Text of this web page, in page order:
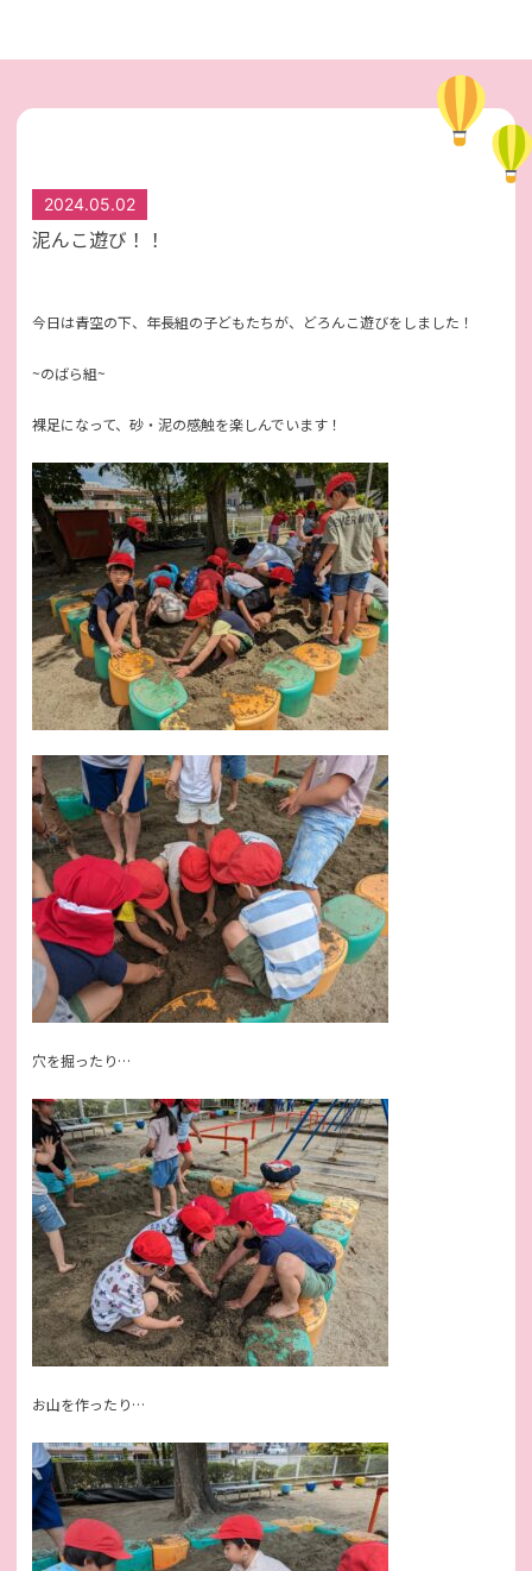
2024.05.02
泥んこ遊び！！
今日は青空の下、年長組の子どもたちが、どろんこ遊びをしました！
~のばら組~
裸足になって、砂・泥の感触を楽しんでいます！
穴を掘ったり…
お山を作ったり…